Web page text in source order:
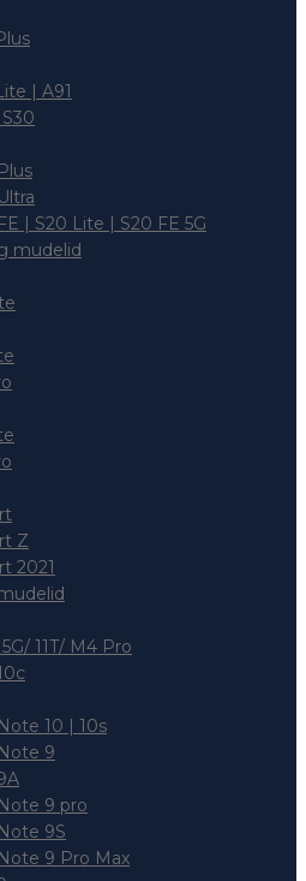
| A91
| S20 Lite | S20 FE 5G
mudelid
Z
2021
11T/ M4 Pro
10 | 10s
9
9 pro
9S
9 Pro Max